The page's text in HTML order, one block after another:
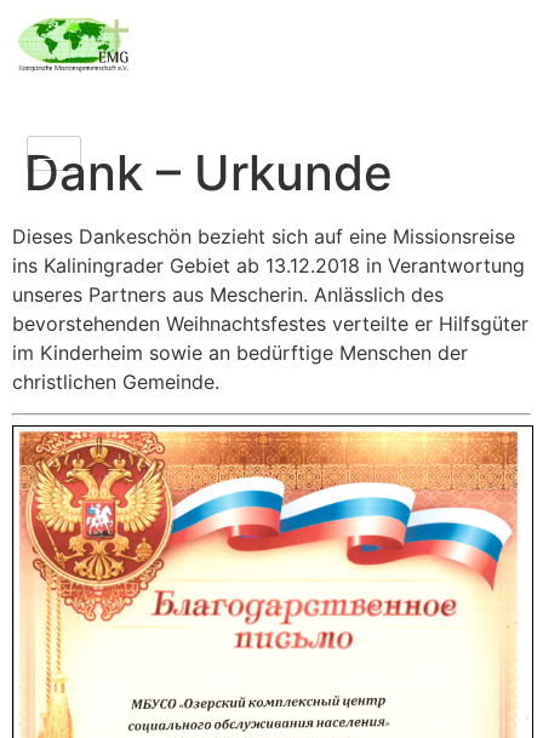
Dank – Urkunde
Dieses Dankeschön bezieht sich auf eine Missionsreise
ins Kaliningrader Gebiet ab 13.12.2018 in Verantwortung
unseres Partners aus Mescherin. Anlässlich des
bevorstehenden Weihnachtsfestes verteilte er Hilfsgüter
im Kinderheim sowie an bedürftige Menschen der
christlichen Gemeinde.